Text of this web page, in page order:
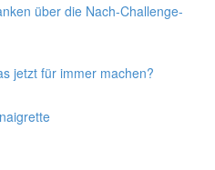
über die Nach-Challenge-
jetzt für immer machen?